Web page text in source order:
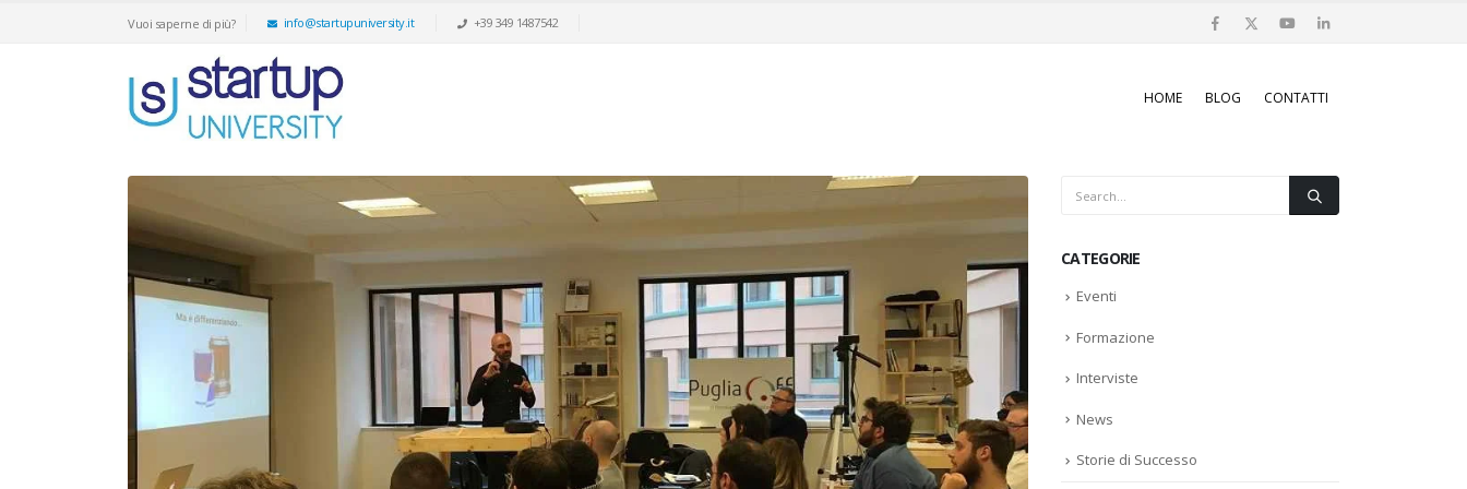
Vuoi saperne di più? info@startupuniversity.it +39 349 1487542
HOME BLOG CONTATTI
CATEGORIE
Eventi
Formazione
Interviste
News
Storie di Successo